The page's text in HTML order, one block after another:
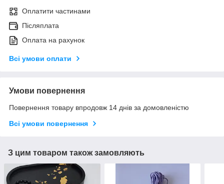
Оплатити частинами
Післяплата
Оплата на рахунок
Всі умови оплати
Умови повернення
Повернення товару впродовж 14 днів за домовленістю
Всі умови повернення
З цим товаром також замовляють